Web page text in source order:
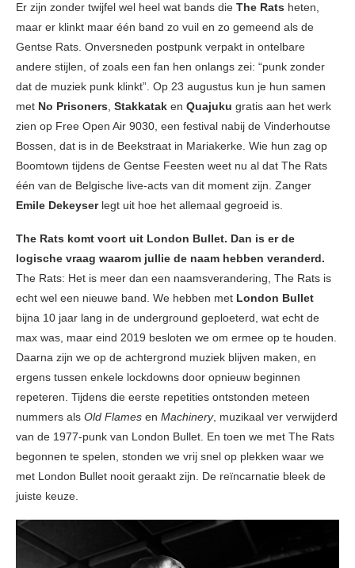
Er zijn zonder twijfel wel heel wat bands die The Rats heten,
maar er klinkt maar één band zo vuil en zo gemeend als de
Gentse Rats. Onversneden postpunk verpakt in ontelbare
andere stijlen, of zoals een fan hen onlangs zei: “punk zonder
dat de muziek punk klinkt”. Op 23 augustus kun je hun samen
met No Prisoners, Stakkatak en Quajuku gratis aan het werk
zien op Free Open Air 9030, een festival nabij de Vinderhoutse
Bossen, dat is in de Beekstraat in Mariakerke. Wie hun zag op
Boomtown tijdens de Gentse Feesten weet nu al dat The Rats
één van de Belgische live-acts van dit moment zijn. Zanger
Emile Dekeyserlegt uit hoe het allemaal gegroeid is.
The Rats komt voort uit London Bullet. Dan is er de
logische vraag waarom jullie de naam hebben veranderd.
The Rats: Het is meer dan een naamsverandering, The Rats is
echt wel een nieuwe band. We hebben met London Bullet
bijna 10 jaar lang in de underground geploeterd, wat echt de
max was, maar eind 2019 besloten we om ermee op te houden.
Daarna zijn we op de achtergrond muziek blijven maken, en
ergens tussen enkele lockdowns door opnieuw beginnen
repeteren. Tijdens die eerste repetities ontstonden meteen
nummers als Old Flames en Machinery, muzikaal ver verwijderd
van de 1977-punk van London Bullet. En toen we met The Rats
begonnen te spelen, stonden we vrij snel op plekken waar we
met London Bullet nooit geraakt zijn. De reïncarnatie bleek de
juiste keuze.